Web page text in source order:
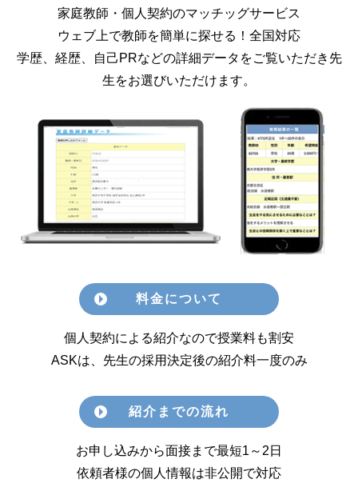
家庭教師・個人契約のマッチッグサービス
ウェブ上で教師を簡単に探せる！全国対応
学歴、経歴、自己PRなどの詳細データをご覧いただき先
生をお選びいただけます。
料金について
個人契約による紹介なので授業料も割安
ASKは、先生の採用決定後の紹介料一度のみ
紹介までの流れ
お申し込みから面接まで最短1～2日
依頼者様の個人情報は非公開で対応